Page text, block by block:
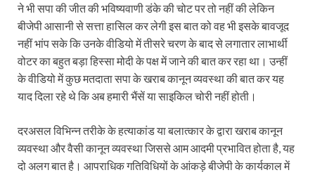
ने भी सपा की जीत की भविष्यवाणी डंके की चोट पर तो नहीं की लेकिन
बीजेपी आसानी से सत्ता हासिल कर लेगी इस बात को वह भी इसके बावजूद
नहीं भांप सके कि उनके वीडियो में तीसरे चरण के बाद से लगातार लाभार्थी
वोटर का बहुत बड़ा हिस्सा मोदी के पक्ष में जाने की बात कर रहा था। उन्हीं
के वीडियो में कुछ मतदाता सपा के खराब कानून व्यवस्था की बात कर यह
याद दिला रहे थे कि अब हमारी भैंसें या साइकिल चोरी नहीं होती।
दरअसल विभिन्न तरीके के हत्याकांड या बलात्कार के द्वारा खराब कानून
व्यवस्था और वैसी कानून व्यवस्था जिससे आम आदमी प्रभावित होता है, यह
दो अलग बात है। आपराधिक गतिविधियों के आंकड़े बीजेपी के कार्यकाल में